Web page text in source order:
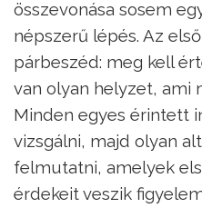
összevonása sosem
népszerű lépés. Az
párbeszéd: meg kell
van olyan helyzet, ami
Minden egyes érintett
vizsgálni, majd olyan
felmutatni, amelyek
érdekeit veszik